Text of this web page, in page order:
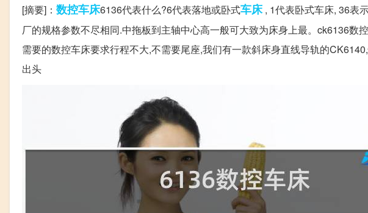
[摘要]： 数控车床6136代表什么?6代表落地或卧式车床, 1代表卧式车床, 36表
厂的规格参数不尽相同.中拖板到主轴中心高一般可大致为床身上最。ck6136数
需要的数控车床要求行程不大,不需要尾座,我们有一款斜床身直线导轨的
出头